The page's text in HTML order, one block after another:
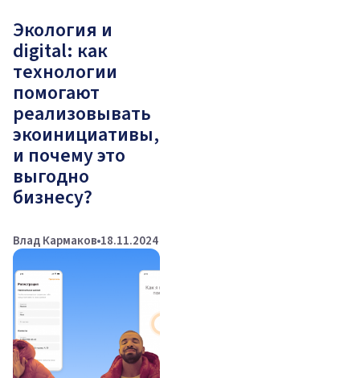
Экология и
digital: как
технологии
помогают
реализовывать
экоинициативы,
и почему это
выгодно
бизнесу?
Влад Кармаков 18.11.2024